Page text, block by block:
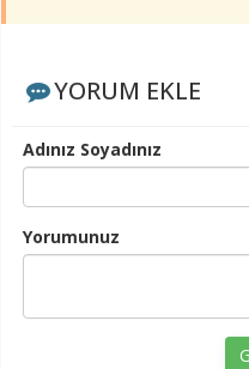
YORUM EKLE
Adınız Soyadınız
Yorumunuz